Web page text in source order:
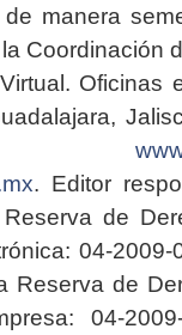
manera
Coordinación
Oficinas
. Editor
de
04-2009-
Reserva de
04-2009-